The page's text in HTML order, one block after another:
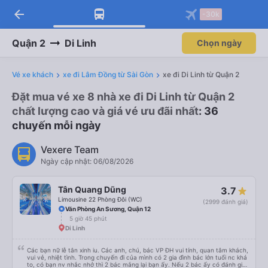
arrow_back -30k
Quận 2 Di Linh Chọn ngày
Vé xe khách xe đi Lâm Đồng từ Sài Gòn xe đi Di Linh từ Quận 2
Đặt mua vé xe 8 nhà xe đi Di Linh từ Quận 2
chất lượng cao và giá vé ưu đãi nhất: 36
chuyến mỗi ngày
Vexere Team
Ngày cập nhật: 06/08/2026
Tân Quang Dũng
Limousine 22 Phòng Đôi (WC)
3.7
(2999 đánh giá)
Văn Phòng An Sương, Quận 12
5 giờ 45 phút
Di Linh
Các bạn nữ lễ tân xinh iu. Các anh, chú, bác VP ĐH vui tính, quan tâm khách,
vui vẻ, nhiệt tình. Trong chuyến đi của mình có 2 gia đình bác lớn tuổi nc khá
to, có bạn nv nhắc nhở thì 2 bác mắng lại bạn ấy. Nếu 2 bác ấy có đánh giá